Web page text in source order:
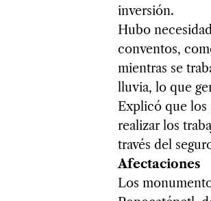
inversión.
Hubo
conventos,
mientras se
lluvia, lo que
Explicó que los
realizar los
través del
Afectaciones
Los